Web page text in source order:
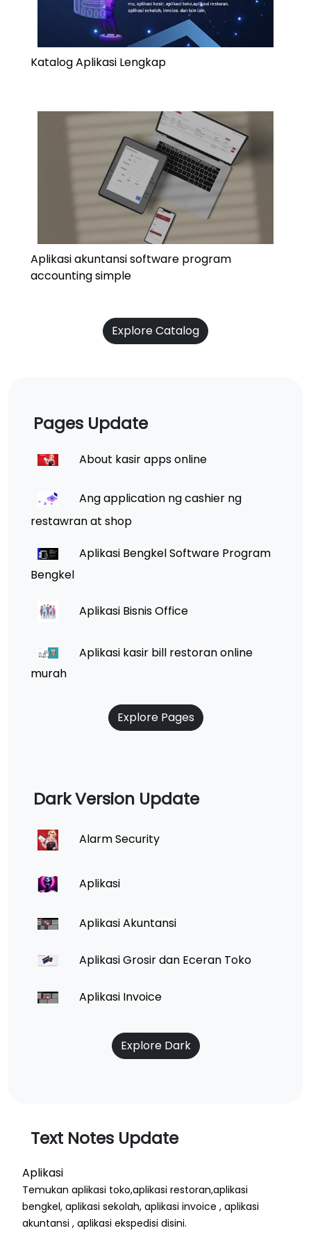
Katalog Aplikasi Lengkap
Aplikasi akuntansi software program
accounting simple
Explore Catalog
Pages Update
About kasir apps online
Ang application ng cashier ng
restawran at shop
Aplikasi Bengkel Software Program
Bengkel
Aplikasi Bisnis Office
Aplikasi kasir bill restoran online
murah
Explore Pages
Dark Version Update
Alarm Security
Aplikasi
Aplikasi Akuntansi
Aplikasi Grosir dan Eceran Toko
Aplikasi Invoice
Explore Dark
Text Notes Update
Aplikasi
Temukan aplikasi toko,aplikasi restoran,aplikasi
bengkel, aplikasi sekolah, aplikasi invoice , aplikasi
akuntansi , aplikasi ekspedisi disini.